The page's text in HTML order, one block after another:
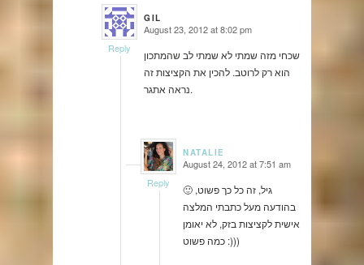
GIL
says: August 23, 2012 at 8:02 pm
שכחי מזה שמתי לא שמתי לב שהמתכון
הוא רק לרוטב. להכין את הקציצות זה
נראה אתגר.
Reply
NATALIE
says: August 24, 2012 at 7:51 am
🙂 גיל, זה כל כך פשוט,
בהודעה מעל כתבתי המלצה
אישית לקציצות בזק, לא יאומן
כמה פשוט :)))
Reply